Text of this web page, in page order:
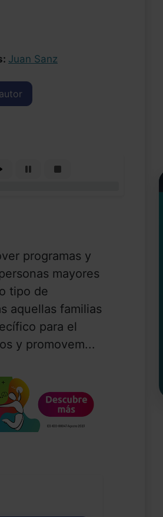
Juan Sanz
programas y
mayores
tipo de
aquellas familias
para el
y promovem...